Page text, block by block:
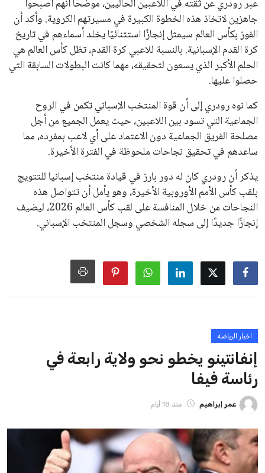
اتحادات أمريكا الجنوبية والكونكاكاف. وقد ساهمت مجموعة من
القرارات التي اتخذها في زيادة الموارد المالية لهذه الاتحادات، فضلاً
عن رفع عدد الفرق المشاركة في كأس العالم، وإطلاق بطولات دولية
جديدة تحت مظلة “فيفا”.
على الجانب الآخر، تتركز المعارضة بشكل ملحوظ داخل القارة
الأوروبية، حيث ارتفعت حدة الانتقادات الموجهة إلى إنفانتينو
بسبب التوسع المستمر في البطولات الدولية وأثر ذلك على الجدول
الزمني للمسابقات المحلية. وقد دعا رئيس رابطة الدوري الإسباني،
خافيير تيباس، إلى تنحّي إنفانتينو، معتبراً أن سياساته تضر بصناعة
كرة القدم وتزيد من ضغوط المباريات.
على الرغم من هذه الانتقادات، تشير التوقعات إلى أن إنفانتينو
يمتلك فرصًا كبيرة للفوز بولاية جديدة، خصوصًا في ظل غياب
منافس قوي يتمتع بإجماع داخل الأسرة الكروية الدولية. هذا يعزز
من فرص استمراره في قيادة “فيفا” حتى عام 2031.
ايوا مصر